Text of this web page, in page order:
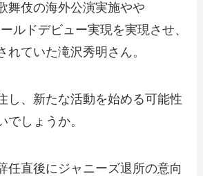
舞伎の海外公演実施やや
ルドデビュー実現を実現させ、
れていた滝沢秀明さん。
し、新たな活動を始める可能性
でしょうか。
任直後にジャニーズ退所の意向